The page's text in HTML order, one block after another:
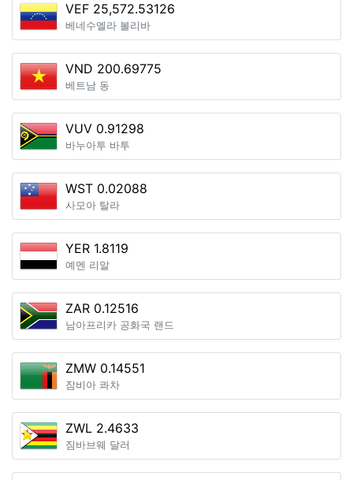
VEF 25,572.53126
베네수엘라 볼리바
VND 200.69775
베트남 동
VUV 0.91298
바누아투 바투
WST 0.02088
사모아 탈라
YER 1.8119
예멘 리알
ZAR 0.12516
남아프리카 공화국 랜드
ZMW 0.14551
잠비아 콰차
ZWL 2.4633
짐바브웨 달러